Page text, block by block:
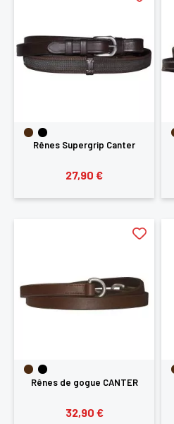
Rênes Supergrip Canter
27,90 €
Rênes de gogue CANTER
32,90 €